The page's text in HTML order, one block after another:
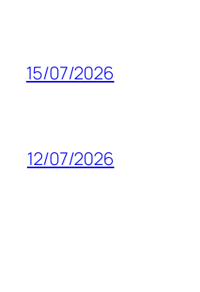
15/07/2026
12/07/2026